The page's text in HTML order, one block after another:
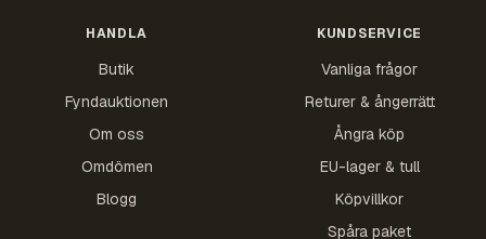
HANDLA
Butik
Fyndauktionen
Om oss
Omdömen
Blogg
KUNDSERVICE
Vanliga frågor
Returer & ångerrätt
Ångra köp
EU-lager & tull
Köpvillkor
Spåra paket